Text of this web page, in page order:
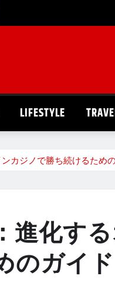
LIFESTYLE
カジノで勝ち続けるため
進化す
のガイド